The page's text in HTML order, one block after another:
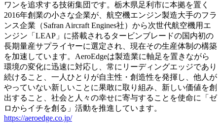
ワンを追求する技術集団です。栃木県足利市に本拠を置く
2016年創業の小さな企業が、航空機エンジン製造大手のフラ
ンス企業（Safran Aircraft Engines社）から次世代航空機用エ
ンジン「LEAP」に搭載されるタービンブレードの国内初の
長期量産サプライヤーに選定され、現在その生産体制の構築
を加速しています。AeroEdgeは製造業に軸足を置きながら
環境の変化に迅速に対応し、常にリーディングエッジであり
続けること、一人ひとりが自主性・創造性を発揮し、他人が
やっていない新しいことに果敢に取り組み、新しい価値を創
出すること、社会と人々の幸せに寄与することを使命に「ゼ
ロからイチを創る」活動を推進しています。
https://aeroedge.co.jp/